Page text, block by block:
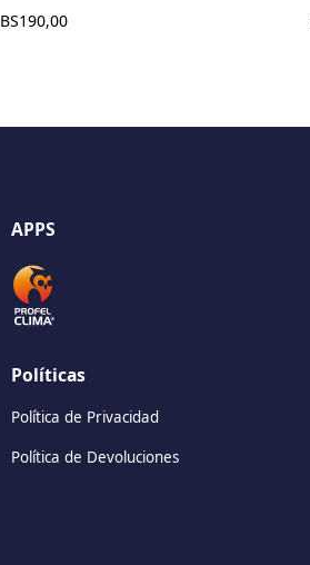
BS190,00
APPS
Políticas
Política de Privacidad
Política de Devoluciones